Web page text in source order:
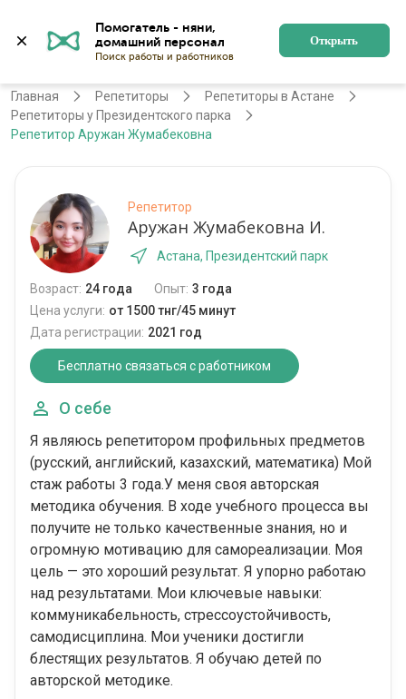
Помогатель - няни,
Поиск работы и работников
Открыть
Астана Регистрация
Главная Репетиторы
Репетиторы в Астане
Репетиторы у Президентского парка
Репетитор Аружан Жумабековна
Репетитор
Аружан Жумабековна И.
Астана, Президентский парк
Возраст: 24 года Опыт: 3 года
Цена услуги: от 1500 тнг/45 минут
Дата регистрации: 2021 год
Бесплатно связаться с работником
О себе
Я являюсь репетитором профильных предметов
(русский, английский, казахский, математика) Мой
стаж работы 3 года.У меня своя авторская
методика обучения. В ходе учебного процесса вы
получите не только качественные знания, но и
огромную мотивацию для самореализации. Моя
цель — это хороший результат. Я упорно работаю
над результатами. Мои ключевые навыки:
коммуникабельность, стрессоустойчивость,
самодисциплина. Мои ученики достигли
блестящих результатов. Я обучаю детей по
авторской методике.